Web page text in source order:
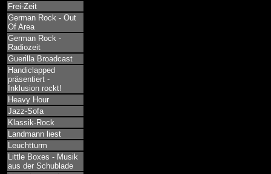
Frei-Zeit
German Rock - Out
Of Area
German Rock -
Radiozeit
Guerilla Broadcast
Handiclapped
präsentiert -
Inklusion rockt!
Heavy Hour
Jazz-Sofa
Klassik-Rock
Landmann liest
Leuchtturm
Little Boxes - Musik
aus der Schublade